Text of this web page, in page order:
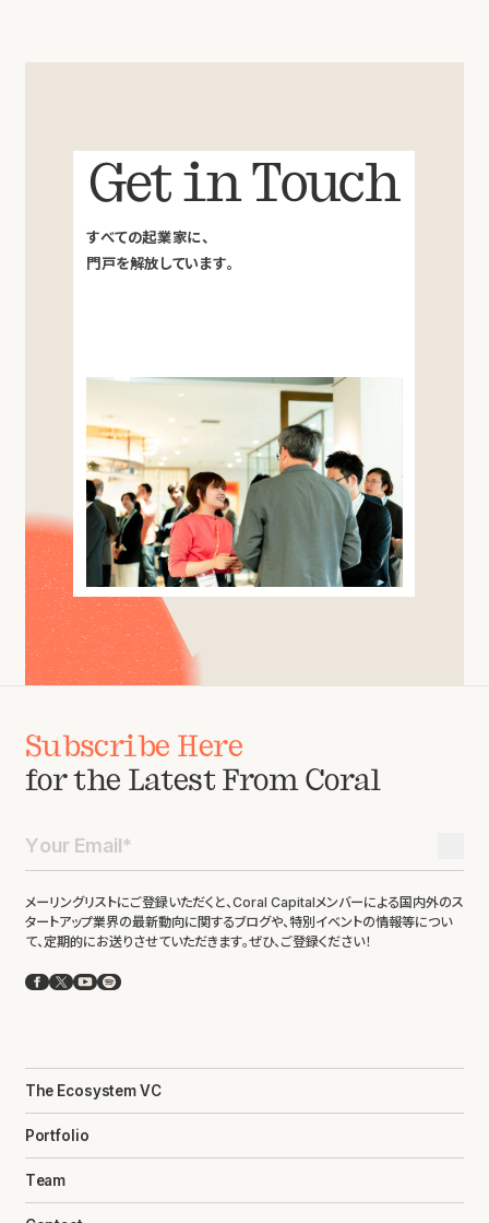
Get in Touch
すべての起業家に、
門戸を解放しています。
Subscribe Here
for the Latest From Coral
メーリングリストにご登録いただくと、Coral Capitalメンバーによる国内外のス
タートアップ業界の最新動向に関するブログや、特別イベントの情報等につい
て、定期的にお送りさせていただきます。ぜひ、ご登録ください！
Facebook
X YouTube
Spotify
The Ecosystem VC
Portfolio
Team